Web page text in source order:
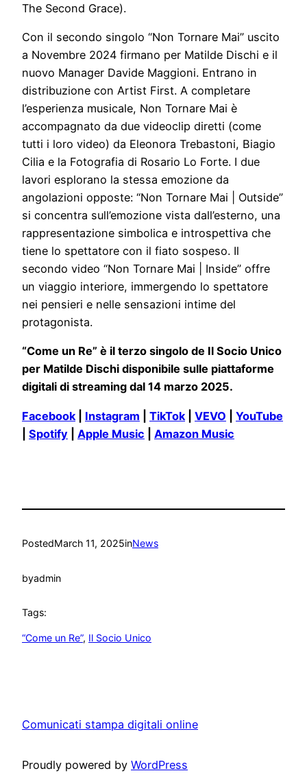
The Second Grace).
Con il secondo singolo “Non Tornare Mai” uscito
a Novembre 2024 firmano per Matilde Dischi e il
nuovo Manager Davide Maggioni. Entrano in
distribuzione con Artist First. A completare
l’esperienza musicale, Non Tornare Mai è
accompagnato da due videoclip diretti (come
tutti i loro video) da Eleonora Trebastoni, Biagio
Cilia e la Fotografia di Rosario Lo Forte. I due
lavori esplorano la stessa emozione da
angolazioni opposte: “Non Tornare Mai | Outside”
si concentra sull’emozione vista dall’esterno, una
rappresentazione simbolica e introspettiva che
tiene lo spettatore con il fiato sospeso. Il
secondo video “Non Tornare Mai | Inside” offre
un viaggio interiore, immergendo lo spettatore
nei pensieri e nelle sensazioni intime del
protagonista.
“Come un Re” è il terzo singolo de Il Socio Unico
per Matilde Dischi disponibile sulle piattaforme
digitali di streaming dal 14 marzo 2025.
Facebook Instagram TikTok VEVO
YouTube
Spotify Apple Music Amazon Music
PostedMarch 11, 2025inNews
byadmin
Tags:
“Come un Re”, Il Socio Unico
Comunicati stampa digitali online
Proudly powered by WordPress